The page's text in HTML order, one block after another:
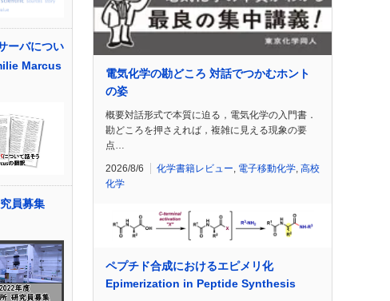
ーバについ
Marcus
員募集
電気化学の勘どころ 対話でつかむホント
の姿
概要対話形式で本質に迫る，電気化学の入門書．
勘どころを押さえれば，複雑に見える現象の要
点…
2026/8/6 化学書籍レビュー, 電子移動化学, 高校
化学
ペプチド合成におけるエピメリ化
Epimerization in Peptide Synthesis